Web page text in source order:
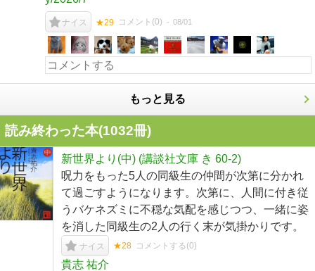
ナイス ★29 コメント(0) 08/01
もっと見る
読み終わった本(1032冊)
新世界より(中) (講談社文庫 き 60-2)
呪力をもった5人の同級生の仲間が次第に分かれ
て過ごすようになります。次第に、人間に付き従
うバケネズミに不穏な気配を感じつつ、一緒に姿
を消した同級生の2人の行く末が気掛かりです。
ナイス ★28 コメントする(0)
貴志 祐介